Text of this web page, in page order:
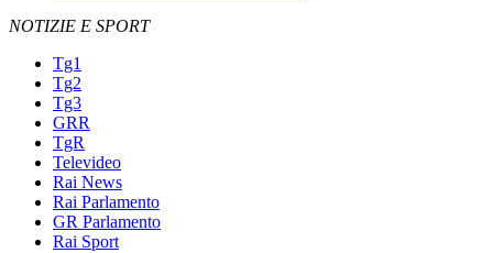
NOTIZIE E SPORT
Tg1
Tg2
Tg3
GRR
TgR
Televideo
Rai News
Rai Parlamento
GR Parlamento
Rai Sport